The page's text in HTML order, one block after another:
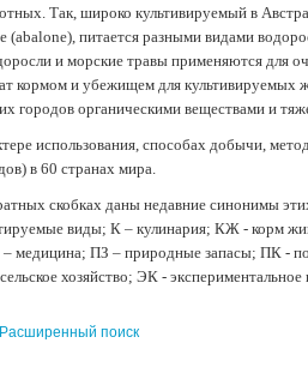
Так, широко культивируемый в
питается разными видами
и морские травы применяются для
кормом и убежищем для
городов органическими веществами и
использования, способах добычи,
в 60 странах мира.
скобках даны недавние синонимы
виды; К – кулинария; КЖ - корм
медицина; ПЗ – природные запасы; ПК -
хозяйство; ЭК - экспериментальное
Расширенный поиск